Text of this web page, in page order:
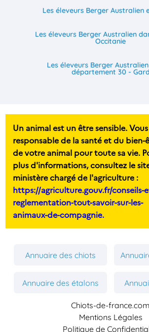
Les éleveurs Berger Australien
Les éleveurs Berger Australien
Occitanie
Les éleveurs Berger
département 30 - Gard
Un animal est un être sensible.
responsable de la santé et du bien-
de votre animal pour toute sa vie.
plus d'informations, consultez le
ministère chargé de l'agriculture :
https://agriculture.gouv.fr/conseils-
reglementation-tout-savoir-sur-les-
animaux-de-compagnie.
Annuaire des chiots
Annuaire des étalons
Chiots-de-france.com
Mentions Légales
Politique de